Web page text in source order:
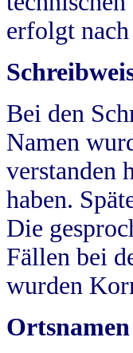
erfolgt
Bei den
Namen
verstanden
haben.
Die
Fällen bei
wurden
Ortsnamen